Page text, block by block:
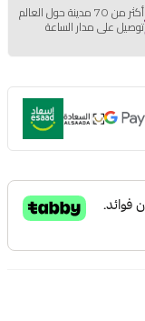
أكثر من 70 مدينة حول العالم
توصيل على مدار الساعة